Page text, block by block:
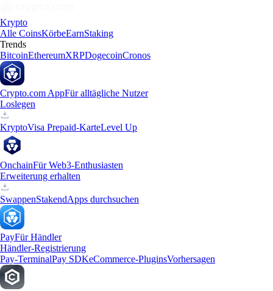
Krypto
Alle CoinsKörbeEarnStaking
Trends
BitcoinEthereumXRPDogecoinCronos
Crypto.com AppFür alltägliche Nutzer
Loslegen
KryptoVisa Prepaid-KarteLevel Up
OnchainFür Web3-Enthusiasten
Erweiterung erhalten
SwappenStakendApps durchsuchen
PayFür Händler
Händler-Registrierung
Pay-TerminalPay SDKeCommerce-PluginsVorhersagen